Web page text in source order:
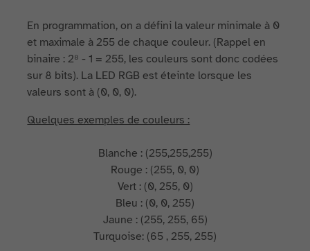
En programmation, on a défini la valeur minimale à 0
et maximale à 255 de chaque couleur. (Rappel en
binaire : 2⁸ - 1 = 255, les couleurs sont donc codées
sur 8 bits). La LED RGB est éteinte lorsque les
valeurs sont à (0, 0, 0).
Quelques exemples de couleurs :
Blanche : (255,255,255)
Rouge : (255, 0, 0)
Vert : (0, 255, 0)
Bleu : (0, 0, 255)
Jaune : (255, 255, 65)
Turquoise: (65 , 255, 255)